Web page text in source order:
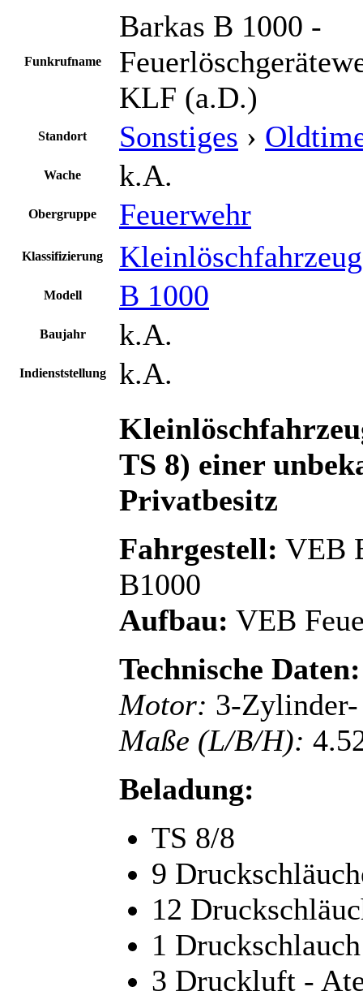
Funkrufname
Barkas B 1000 -
KLF (a.D.)
Standort Sonstiges ›
Wache k.A.
Obergruppe Feuerwehr
Klassifizierung Kleinlöschfahrzeug
Modell B 1000
Baujahr k.A.
Indienststellung
k.A.
TS 8) einer
Privatbesitz
Fahrgestell: VEB
B1000
Aufbau: VEB
Technische Daten:
Motor: 3-
Maße (L/B/H):
Beladung:
TS 8/8
9
12
1
3 Druckluft -